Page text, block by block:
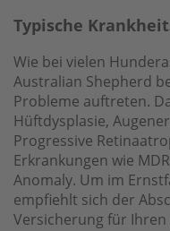
Typische
Wie bei vielen
Australian Shepherd
Probleme auftreten.
Hüftdysplasie,
Progressive
Erkrankungen wie
Anomaly. Um im
empfiehlt sich der
Versicherung für